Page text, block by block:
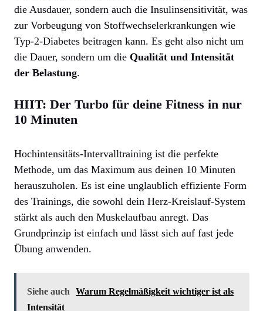
die Ausdauer, sondern auch die Insulinsensitivität, was
zur Vorbeugung von Stoffwechselerkrankungen wie
Typ-2-Diabetes beitragen kann. Es geht also nicht um
die Dauer, sondern um die Qualität und Intensität
der Belastung.
HIIT: Der Turbo für deine Fitness in nur
10 Minuten
Hochintensitäts-Intervalltraining ist die perfekte
Methode, um das Maximum aus deinen 10 Minuten
herauszuholen. Es ist eine unglaublich effiziente Form
des Trainings, die sowohl dein Herz-Kreislauf-System
stärkt als auch den Muskelaufbau anregt. Das
Grundprinzip ist einfach und lässt sich auf fast jede
Übung anwenden.
Siehe auch
Warum Regelmäßigkeit wichtiger ist als
Intensität